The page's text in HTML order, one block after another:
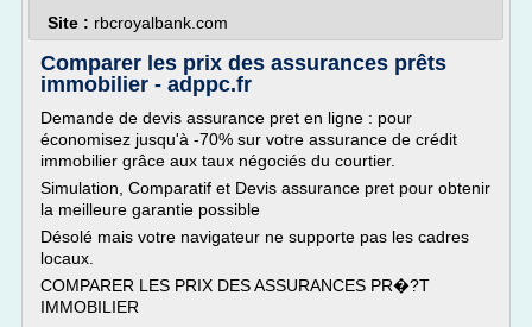
Site : rbcroyalbank.com
Comparer les prix des assurances prêts
immobilier - adppc.fr
Demande de devis assurance pret en ligne : pour
économisez jusqu'à -70% sur votre assurance de crédit
immobilier grâce aux taux négociés du courtier.
Simulation, Comparatif et Devis assurance pret pour obtenir
la meilleure garantie possible
Désolé mais votre navigateur ne supporte pas les cadres
locaux.
COMPARER LES PRIX DES ASSURANCES PR�?T
IMMOBILIER